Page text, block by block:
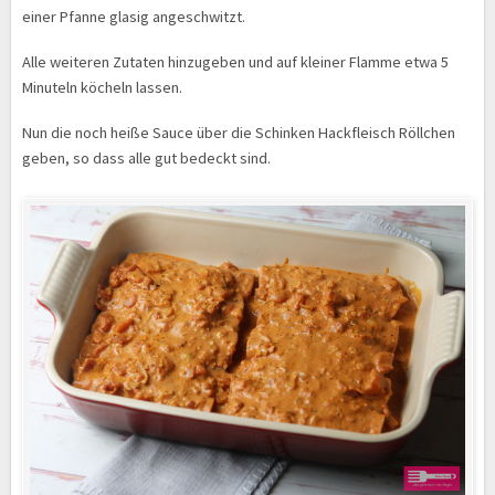
einer Pfanne glasig angeschwitzt.
Alle weiteren Zutaten hinzugeben und auf kleiner Flamme etwa 5
Minuteln köcheln lassen.
Nun die noch heiße Sauce über die Schinken Hackfleisch Röllchen
geben, so dass alle gut bedeckt sind.